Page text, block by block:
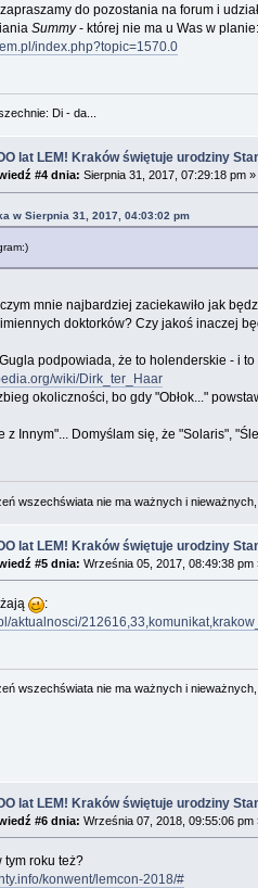
do pozostania na forum i
Summy- której nie ma u Was w
index.php?topic=1570.0
Di - da...
lat LEM! Kraków świętuje urodziny
#4 dnia: Sierpnia 31, 2017, 07:29:18 pm »
w Sierpnia 31, 2017, 04:03:02 pm
mnie najbardziej zaciekawiło jak
doktorków? Czy jakoś inaczej
podpowiada, że to holenderskie - i to
wiki/Dirk_ter_Haar
okoliczności, bo gdy "Obłok..."
z Innym"... Domyślam się, że "Solaris",
wszechświata nie ma ważnych i
lat LEM! Kraków świętuje urodziny
#5 dnia: Września 05, 2017, 08:49:38 pm
:
aktualnosci/
wszechświata nie ma ważnych i
lat LEM! Kraków świętuje urodziny
#6 dnia: Września 07, 2018, 09:55:06 pm
tym roku też?
konwent/lemcon-2018/#